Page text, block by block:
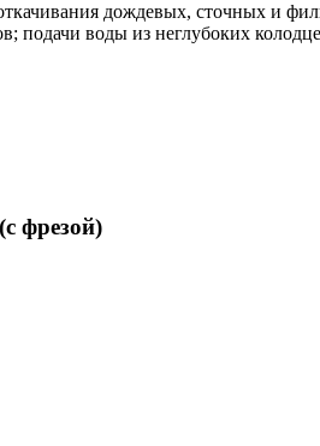
дождевых, сточных и
воды из неглубоких
фрезой)